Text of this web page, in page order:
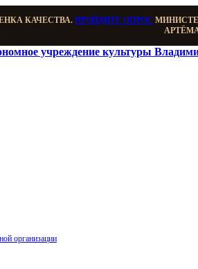
КАЧЕСТВА. ПРОЙДИТЕ ОПРОС
учреждение культуры
организации